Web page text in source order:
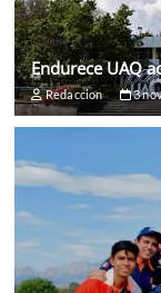
Endurece UAQ
Redaccion 3